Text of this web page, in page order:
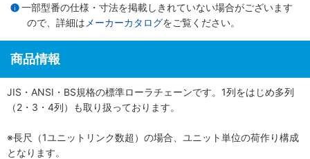
一部型番の仕様・寸法を掲載しきれていない場合がございます
ので、詳細は メーカーカタログをご覧ください。
商品情報
JIS・ANSI・BS規格の標準ローラチェーンです。1列をはじめ多列
（2・3・4列）も取り扱っております。
※長尺（1ユニットリンク数超）の場合、ユニット単位の荷作り構成
となります。